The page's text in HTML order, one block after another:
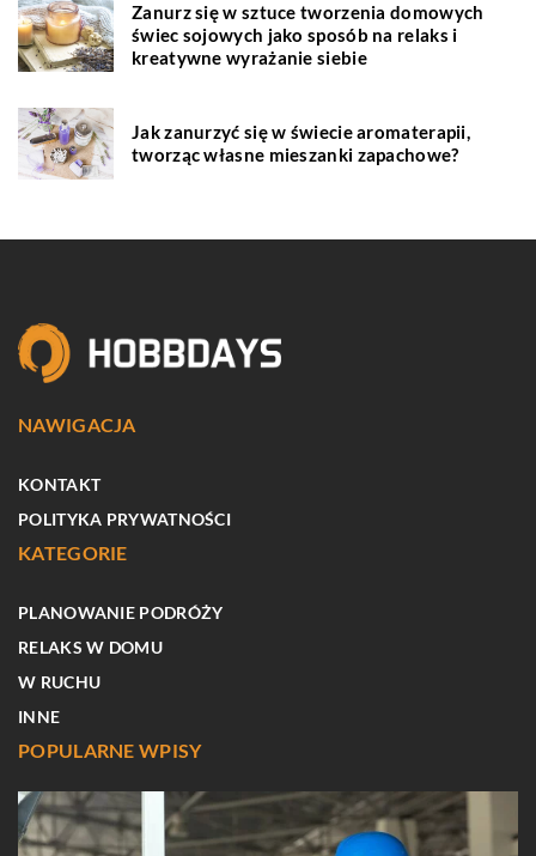
Zanurz się w sztuce tworzenia domowych
świec sojowych jako sposób na relaks i
kreatywne wyrażanie siebie
Jak zanurzyć się w świecie aromaterapii,
tworząc własne mieszanki zapachowe?
NAWIGACJA
KONTAKT
POLITYKA PRYWATNOŚCI
KATEGORIE
PLANOWANIE PODRÓŻY
RELAKS W DOMU
W RUCHU
INNE
POPULARNE WPISY